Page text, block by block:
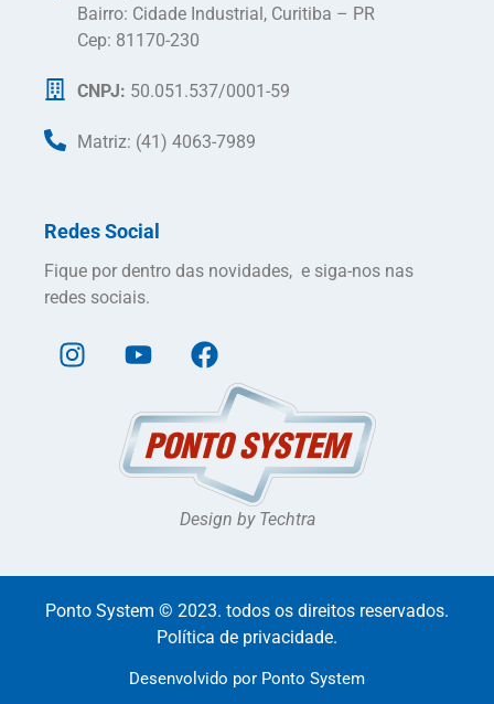
Bairro: Cidade Industrial, Curitiba – PR
Cep: 81170-230
CNPJ: 50.051.537/0001-59
Matriz: (41) 4063-7989
Redes Social
Fique por dentro das novidades, e siga-nos nas
redes sociais.
Design by Techtra
Ponto System © 2023. todos os direitos reservados.
Política de privacidade.
Desenvolvido por Ponto System